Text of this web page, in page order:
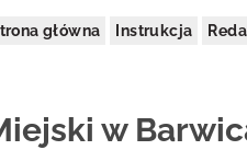
główna Instrukcja
w